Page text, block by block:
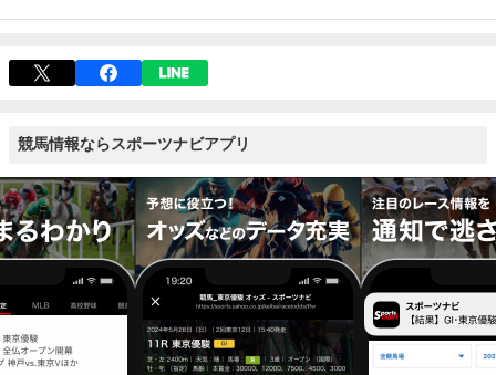
競馬情報ならスポーツナビアプリ